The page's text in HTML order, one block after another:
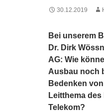
30.12.2019
Bei unserem
Dr. Dirk
AG: Wie
Ausbau noch
Bedenken
Leitthema
Telekom?